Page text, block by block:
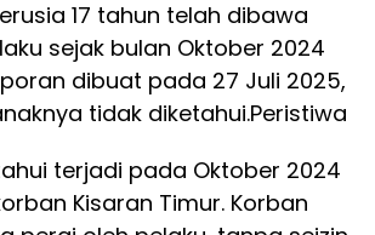
17 tahun telah dibawa
sejak bulan Oktober 2024
dibuat pada 27 Juli 2025,
tidak diketahui.Peristiwa
terjadi pada Oktober 2024
Kisaran Timur. Korban